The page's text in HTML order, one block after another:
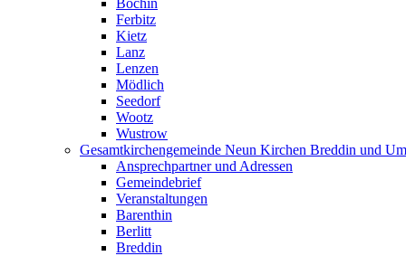
Bochin
Ferbitz
Kietz
Lanz
Lenzen
Mödlich
Seedorf
Wootz
Wustrow
Gesamtkirchengemeinde Neun Kirchen Breddin und
Ansprechpartner und Adressen
Gemeindebrief
Veranstaltungen
Barenthin
Berlitt
Breddin